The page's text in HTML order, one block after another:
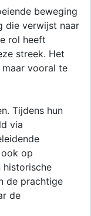
beweging
die verwijst naar
rol heeft
streek. Het
vooral te
Tijdens hun
via
op
historische
de prachtige
de